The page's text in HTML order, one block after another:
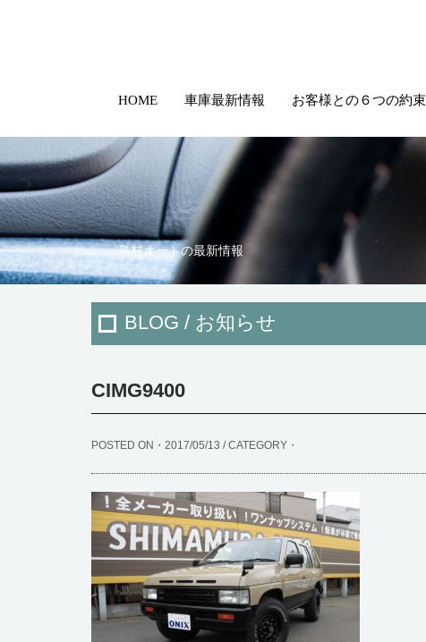
HOME 車庫最新情報 お客様との６つの約束
島村オートの最新情報
BLOG / お知らせ
CIMG9400
POSTED ON・2017/05/13 / CATEGORY・